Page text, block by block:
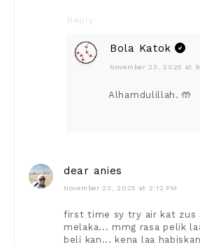
Reply
Bola Katok
November 23, 2025 at
Alhamdulillah. 🤲
dear anies
November 23, 2025 at 2:12 PM
first time sy try air kat zus
melaka... mmg rasa pelik
beli kan... kena laa